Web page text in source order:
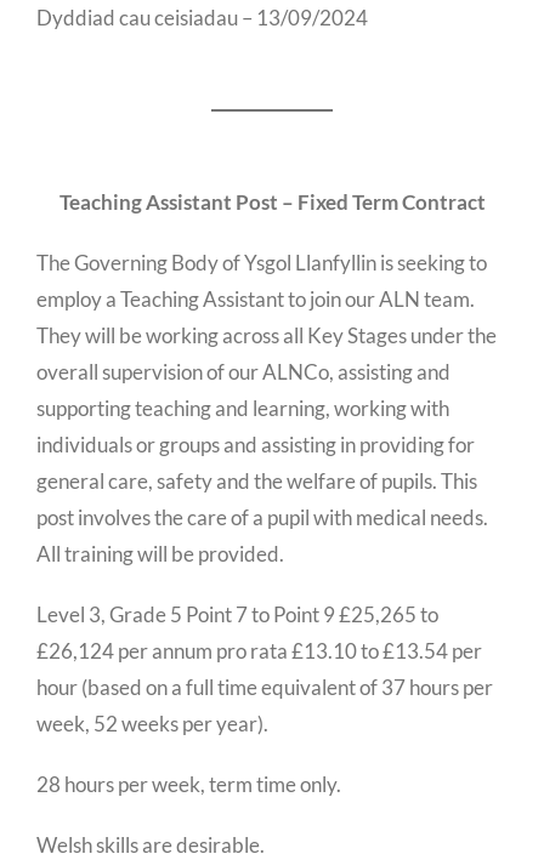
Dyddiad cau ceisiadau – 13/09/2024
Teaching Assistant Post – Fixed Term Contract
The Governing Body of Ysgol Llanfyllin is seeking to
employ a Teaching Assistant to join our ALN team.
They will be working across all Key Stages under the
overall supervision of our ALNCo, assisting and
supporting teaching and learning, working with
individuals or groups and assisting in providing for
general care, safety and the welfare of pupils. This
post involves the care of a pupil with medical needs.
All training will be provided.
Level 3, Grade 5 Point 7 to Point 9 £25,265 to
£26,124 per annum pro rata £13.10 to £13.54 per
hour (based on a full time equivalent of 37 hours per
week, 52 weeks per year).
28 hours per week, term time only.
Welsh skills are desirable.